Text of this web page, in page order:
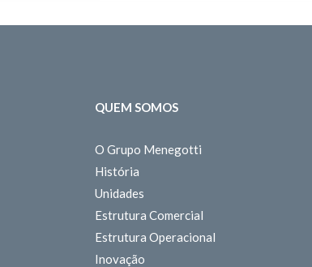
QUEM SOMOS
O Grupo Menegotti
História
Unidades
Estrutura Comercial
Estrutura Operacional
Inovação